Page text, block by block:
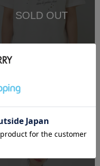
SOLD OUT
洗える
(税込) 50%OFF